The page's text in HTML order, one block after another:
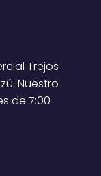
Trejos
Nuestro
de 7:00